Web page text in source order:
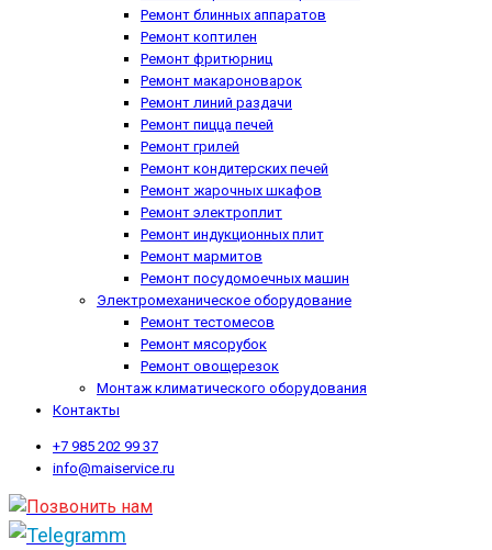
Ремонт блинных аппаратов
Ремонт коптилен
Ремонт фритюрниц
Ремонт макароноварок
Ремонт линий раздачи
Ремонт пицца печей
Ремонт грилей
Ремонт кондитерских печей
Ремонт жарочных шкафов
Ремонт электроплит
Ремонт индукционных плит
Ремонт мармитов
Ремонт посудомоечных машин
Электромеханическое оборудование
Ремонт тестомесов
Ремонт мясорубок
Ремонт овощерезок
Монтаж климатического оборудования
Контакты
+7 985 202 99 37
info@maiservice.ru
Позвонить нам
Telegramm